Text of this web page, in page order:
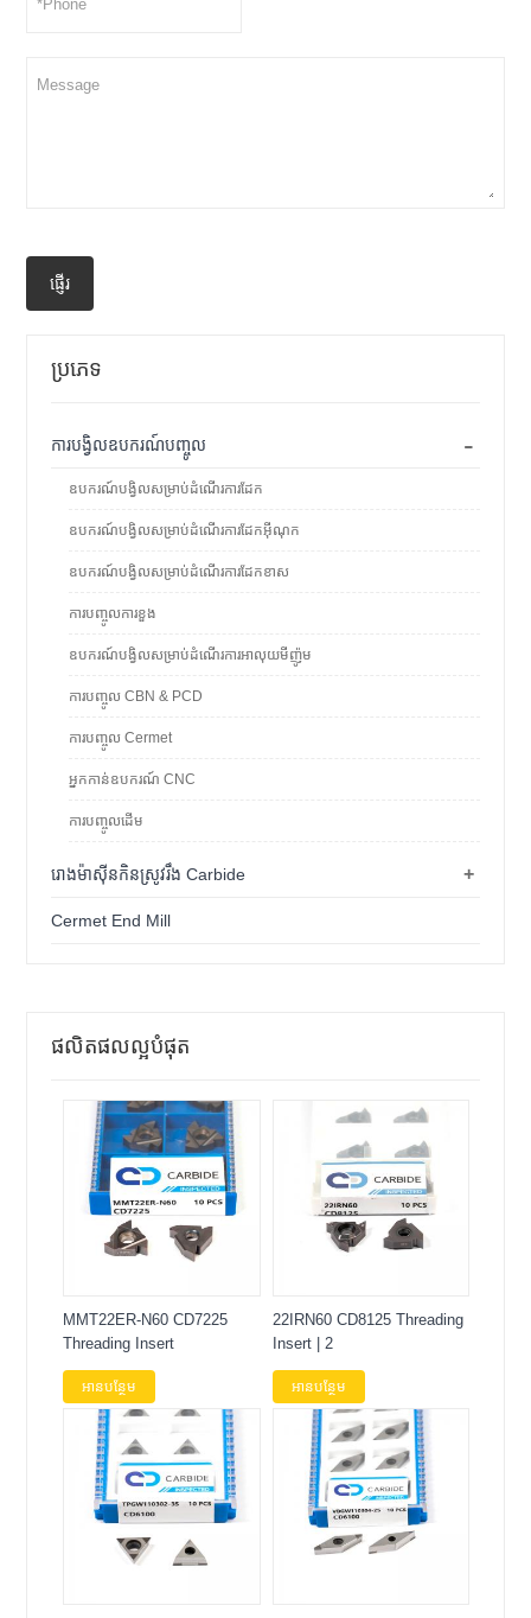
ផ្ញើរ
ប្រភេទ
-
ការបង្វិលឧបករណ៍បញ្ចូល
ឧបករណ៍បង្វិលសម្រាប់ដំណើរការដែក
ឧបករណ៍បង្វិលសម្រាប់ដំណើរការដែកអ៊ីណុក
ឧបករណ៍បង្វិលសម្រាប់ដំណើរការដែកខាស
ការបញ្ចូលការខួង
ឧបករណ៍បង្វិលសម្រាប់ដំណើរការអាលុយមីញ៉ូម
ការបញ្ចូល CBN & PCD
ការបញ្ចូល Cermet
អ្នកកាន់ឧបករណ៍ CNC
ការបញ្ចូលដើម
+
រោងម៉ាស៊ីនកិនស្រូវរឹង Carbide
Cermet End Mill
ផលិតផលល្អបំផុត
MMT22ER-N60 CD7225
Threading Insert
អានបន្ថែម
22IRN60 CD8125 Threading
Insert | 2
អានបន្ថែម